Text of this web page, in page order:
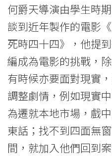
何爵天導演由學生時
談到近年製作的電影
死時四十四》，他提
編成為電影的挑戰，
有時候亦要面對現實
調整劇情，例如現實
為遷就本地市場，戲
東話；找不到四面無
間，就加入他們回到